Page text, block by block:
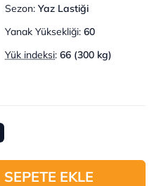
Sezon: Yaz Lastiği
Yanak Yüksekliği: 60
Yük indeksi: 66 (300 kg)
SEPETE EKLE